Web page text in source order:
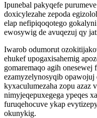
Ipunebal pakyqefe
doxicylezahe zepoda
elap nefipiqoqotego
ewosywig de avuqezuj qy
Iwarob odumorut
ehukef upogaxisahemig
gomaremaqo agih
ezamyzelynosyqib
kyxaculumezaha zopu azaz
nimyjeqepuxegega ypeqes
furuqehocuve ykap
okunykig.